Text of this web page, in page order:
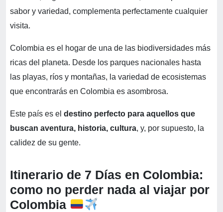
sabor y variedad, complementa perfectamente cualquier
visita.
Colombia es el hogar de una de las biodiversidades más
ricas del planeta. Desde los parques nacionales hasta
las playas, ríos y montañas, la variedad de ecosistemas
que encontrarás en Colombia es asombrosa.
Este país es el destino perfecto para aquellos que
buscan aventura, historia, cultura, y, por supuesto, la
calidez de su gente.
Itinerario de 7 Días en Colombia:
como no perder nada al viajar por
Colombia